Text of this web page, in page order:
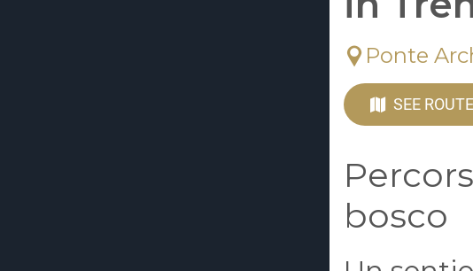
Ponte
SEE ROUTE
bosco